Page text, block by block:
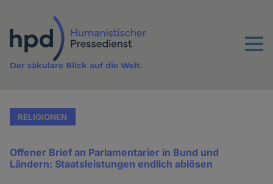
Inhalt
Menu
Der säkulare Blick auf die Welt.
RELIGIONEN
Offener Brief an Parlamentarier in Bund und
Ländern: Staatsleistungen endlich ablösen